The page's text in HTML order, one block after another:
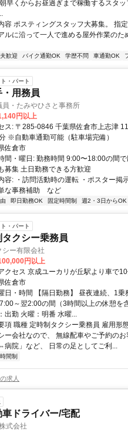
早くからお昼過ぎまで稼働するスタ
容 ポスティングスタッフ大募集。 指
ルに沿って一人で進める屋外作業の
歓迎 バイク通勤OK 学歴不問 車通勤OK
・パート
用務員
員・たみやひさと事務所
円以上
アクセス・京成線「志津」より徒
※自動車通勤可能（駐車場完備）
佐倉市
間・曜日: 勤務時間 9:00〜18:00の間
募集 土日勤務できる方歓迎
容: ・訪問活動時の運転 ・ポスター掲
な事務補助 など
即日勤務OK 固定時間制 週2・3日からOK
・パート
タクシー乗務員
シー有限会社
円以上
クセス 京成ユーカリが丘駅より車で
佐倉市
日・時間 【隔日勤務】 昼夜連続、1
～翌2:00の間（3時間以上の休憩を
出勤 火曜：明番 水曜...
項 職種 定時制タクシー乗務員 雇用形
ー会社なので、 無線配車やご予約の
病院」など、 日常の足としてご利...
間制
求人
車ドライバー/宅配
式会社